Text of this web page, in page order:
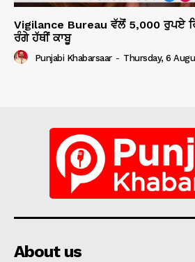
Vigilance Bureau ਵੱਲੋਂ 5,000 ਰੁਪਏ
ਰੰਗੇ ਹੱਥੀਂ ਕਾਬੂ
Punjabi Khabarsaar - Thursday, 6
About us